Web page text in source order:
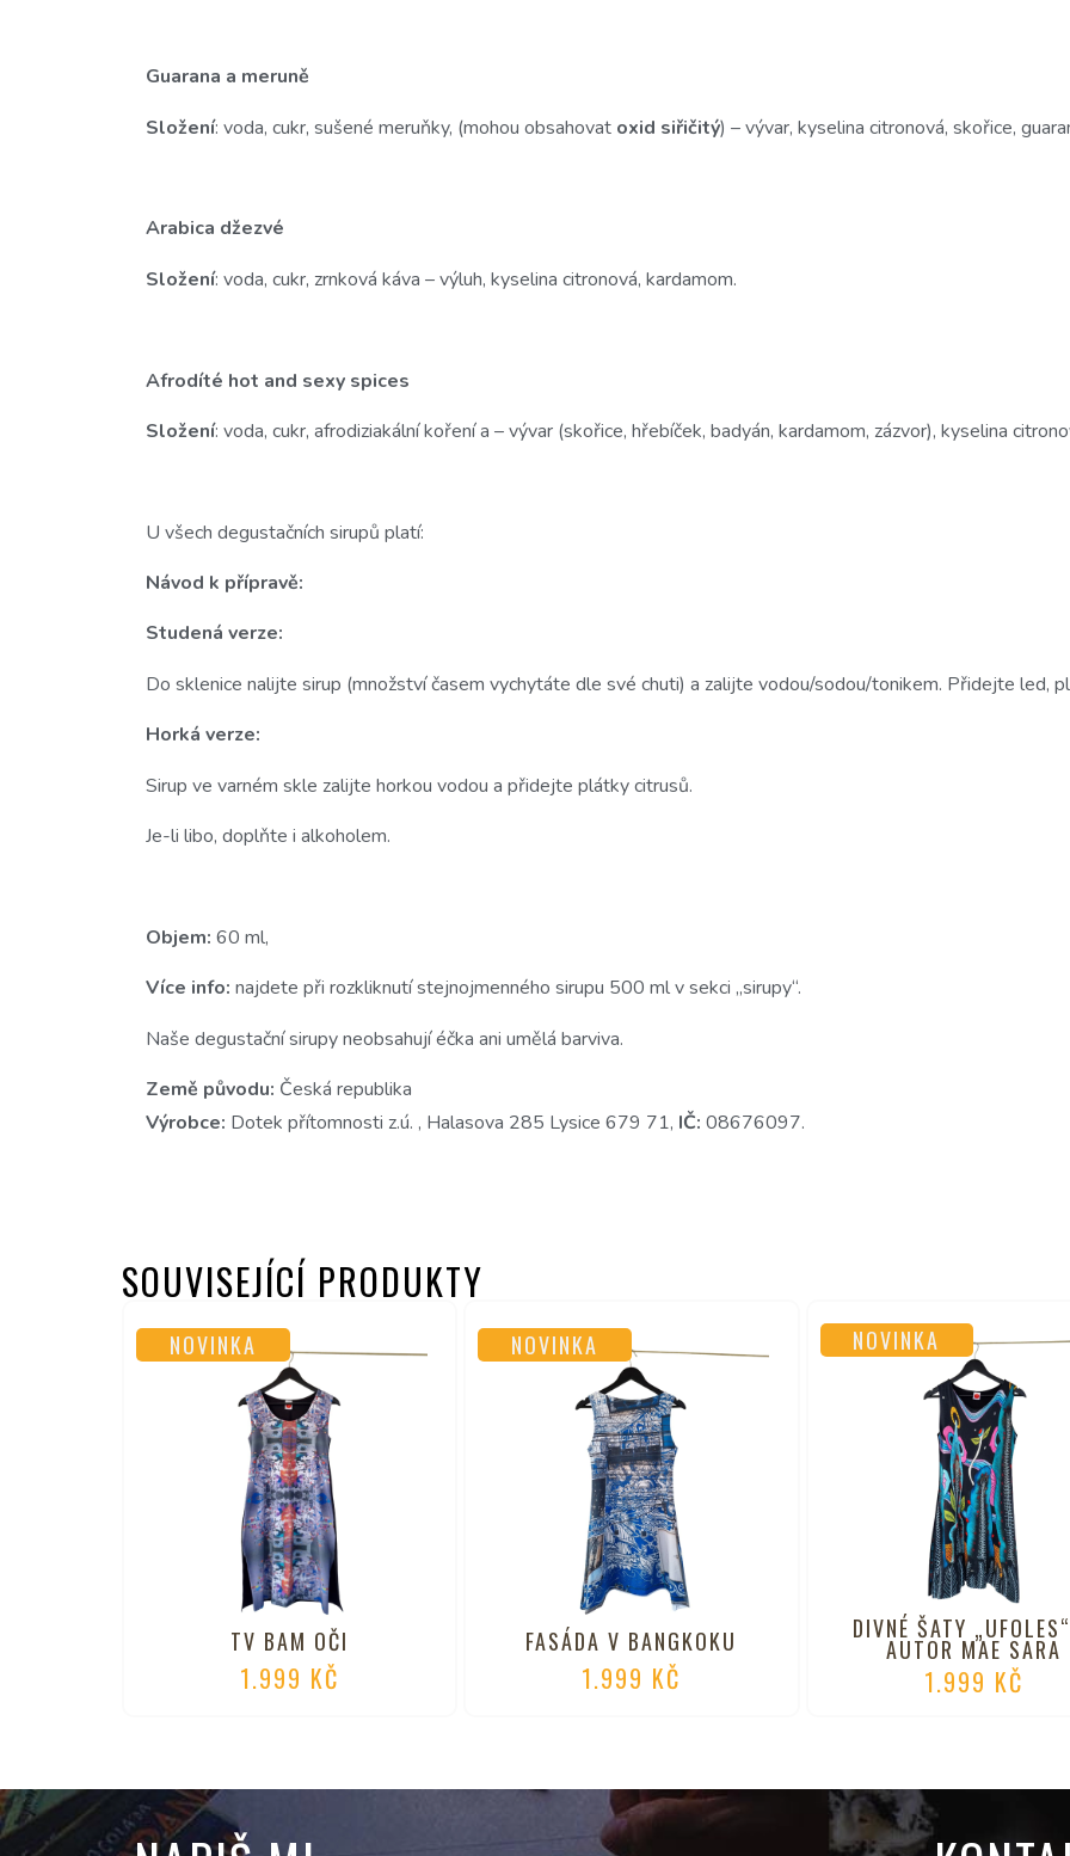
Guarana a meruně
Složení: voda, cukr, sušené meruňky, (mohou obsahovat oxid siřičitý) – vývar, kyselina citronová, skořice,
Arabica džezvé
Složení: voda, cukr, zrnková káva – výluh, kyselina citronová, kardamom.
Afrodíté hot and sexy spices
Složení: voda, cukr, afrodiziakální koření a – vývar (skořice, hřebíček, badyán, kardamom, zázvor), kyselina
U všech degustačních sirupů platí:
Návod k přípravě:
Studená verze:
Do sklenice nalijte sirup (množství časem vychytáte dle své chuti) a zalijte vodou/sodou/tonikem. Přidejte led,
Horká verze:
Sirup ve varném skle zalijte horkou vodou a přidejte plátky citrusů.
Je-li libo, doplňte i alkoholem.
Objem: 60 ml,
Více info: najdete při rozkliknutí stejnojmenného sirupu 500 ml v sekci „sirupy“.
Naše degustační sirupy neobsahují éčka ani umělá barviva.
Země původu: Česká republika
Výrobce: Dotek přítomnosti z.ú. , Halasova 285 Lysice 679 71, IČ: 08676097.
SOUVISEJÍCÍ PRODUKTY
NOVINKA
TV BAM OČI
1.999 KČ
NOVINKA
FASÁDA V BANGKOKU
1.999 KČ
NOVINKA
DIVNÉ ŠATY
AUTOR MAE SARA
1.999 KČ